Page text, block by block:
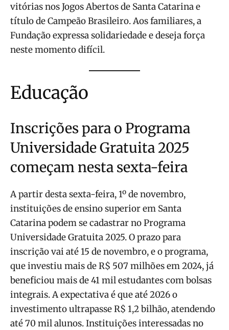
vitórias nos Jogos Abertos de Santa Catarina e
título de Campeão Brasileiro. Aos familiares, a
Fundação expressa solidariedade e deseja força
neste momento difícil.
Educação
Inscrições para o Programa
Universidade Gratuita 2025
começam nesta sexta-feira
A partir desta sexta-feira, 1º de novembro,
instituições de ensino superior em Santa
Catarina podem se cadastrar no Programa
Universidade Gratuita 2025. O prazo para
inscrição vai até 15 de novembro, e o programa,
que investiu mais de R$ 507 milhões em 2024, já
beneficiou mais de 41 mil estudantes com bolsas
integrais. A expectativa é que até 2026 o
investimento ultrapasse R$ 1,2 bilhão, atendendo
até 70 mil alunos. Instituições interessadas no